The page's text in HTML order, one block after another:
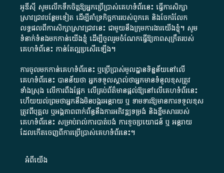
អូឌីស៊ី សូមលើកទឹកចិត្តឱ្យអ្នកប្រើប្រាស់គេហទំព័រនេះ ធ្វើការសិក្សា
ស្រាវជ្រាវបន្ថែមទៀត ដើម្បីគាំទ្រកិច្ចការ​របស់ពួកគេ និងចែករំលែក
លទ្ធផលពីការសិក្សាស្រាវជ្រាវនេះ ជាមួយនឹងក្រុមការងារយើងខ្ញុំ។ សូម
ទំនាក់ទំនងមកកាន់យើងខ្ញុំ ដើម្បីចូលរួមចំណែកធ្វើឱ្យភាពសុក្រឹតរបស់
គេហទំព័នេះ កាន់តែល្អប្រសើរឡើង។
ការចូលមកកាន់គេហទំព័រនេះ ឬប្រើប្រាស់មូលដ្ឋានទិន្នន័យនៅលើ
គេហទំព័រនេះ បានន័យថា អ្នកទទួលស្គាល់ថាអ្នកមានទំនួលខុសត្រូវ
ទាំងស្រុង លើការពឹងផ្អែក លើគ្រប់ព័ត៌មានផ្តល់ឱ្យនៅលើគេហទំព័រនេះ
ហើយយល់ព្រមថាអ្នកនឹងមិនបង្ករអន្តរាយ ឬ ទាមទារ​ឱ្យមានការទទួលខុស​
ត្រូវពីបុគ្គល ឬអង្គភាពពាក់ព័ន្ធនឹងការអភិវឌ្ឍទម្រង់ និងខ្លឹមសាររបស់
គេហទំព័រនេះ សម្រាប់រាល់ការបាត់បង់ ការខូចប្រយោជន៍ ឬ អន្តរាយ
ដែលកើតចេញពីការប្រើប្រាស់គេហទំព័រនេះ។
អំពី​យើង​